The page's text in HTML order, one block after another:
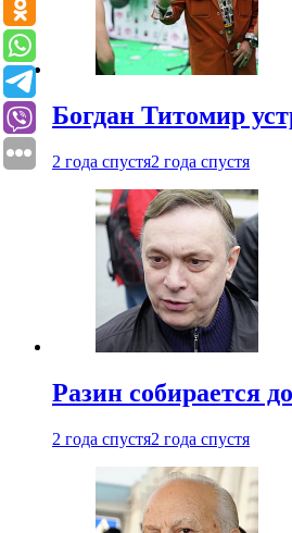
Богдан Титомир
2 года спустя2 года спустя
Разин собирается
2 года спустя2 года спустя